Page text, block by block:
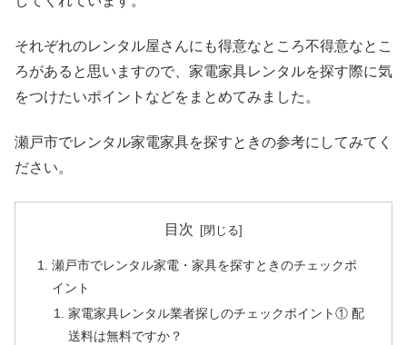
それぞれのレンタル屋さんにも得意なところ不得意なとこ
ろがあると思いますので、家電家具レンタルを探す際に気
をつけたいポイントなどをまとめてみました。
瀬戸市でレンタル家電家具を探すときの参考にしてみてく
ださい。
目次
瀬戸市でレンタル家電・家具を探すときのチェックポ
イント
家電家具レンタル業者探しのチェックポイント① 配
送料は無料ですか？